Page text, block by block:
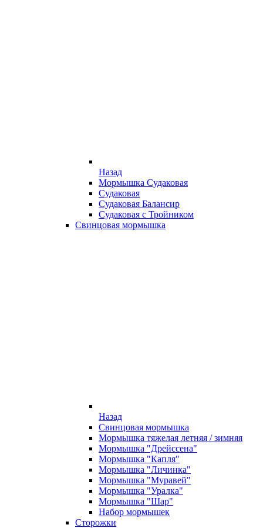
Назад
Мормышка Судаковая
Судаковая
Судаковая Балансир
Судаковая с Тройником
Свинцовая мормышка
Назад
Свинцовая мормышка
Мормышка тяжелая летняя / зимняя
Мормышка "Дрейссена"
Мормышка "Капля"
Мормышка "Личинка"
Мормышка "Муравей"
Мормышка "Уралка"
Мормышка "Шар"
Набор мормышек
Сторожки